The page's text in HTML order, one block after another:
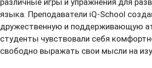
языка. Преподаватели iQ-School
дружественную и поддерживающую
студенты чувствовали себя
свободно выражать свои мысли на